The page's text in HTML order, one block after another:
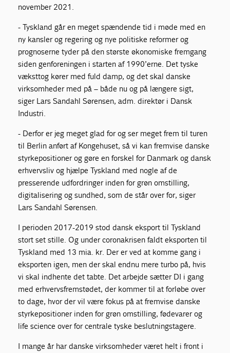
november 2021.
- Tyskland går en meget spændende tid i møde med en
ny kansler og regering og nye politiske reformer og
prognoserne tyder på den største økonomiske fremgang
siden genforeningen i starten af 1990’erne. Det tyske
væksttog kører med fuld damp, og det skal danske
virksomheder med på – både nu og på længere sigt,
siger Lars Sandahl Sørensen, adm. direktør i Dansk
Industri.
- Derfor er jeg meget glad for og ser meget frem til turen
til Berlin anført af Kongehuset, så vi kan fremvise danske
styrkepositioner og gøre en forskel for Danmark og dansk
erhvervsliv og hjælpe Tyskland med nogle af de
presserende udfordringer inden for grøn omstilling,
digitalisering og sundhed, som de står over for, siger
Lars Sandahl Sørensen.
I perioden 2017-2019 stod dansk eksport til Tyskland
stort set stille. Og under coronakrisen faldt eksporten til
Tyskland med 13 mia. kr. Der er ved at komme gang i
eksporten igen, men der skal endnu mere turbo på, hvis
vi skal indhente det tabte. Det arbejde sætter DI i gang
med erhvervsfremstødet, der kommer til at forløbe over
to dage, hvor der vil være fokus på at fremvise danske
styrkepositioner inden for grøn omstilling, fødevarer og
life science over for centrale tyske beslutningstagere.
I mange år har danske virksomheder været helt i front i